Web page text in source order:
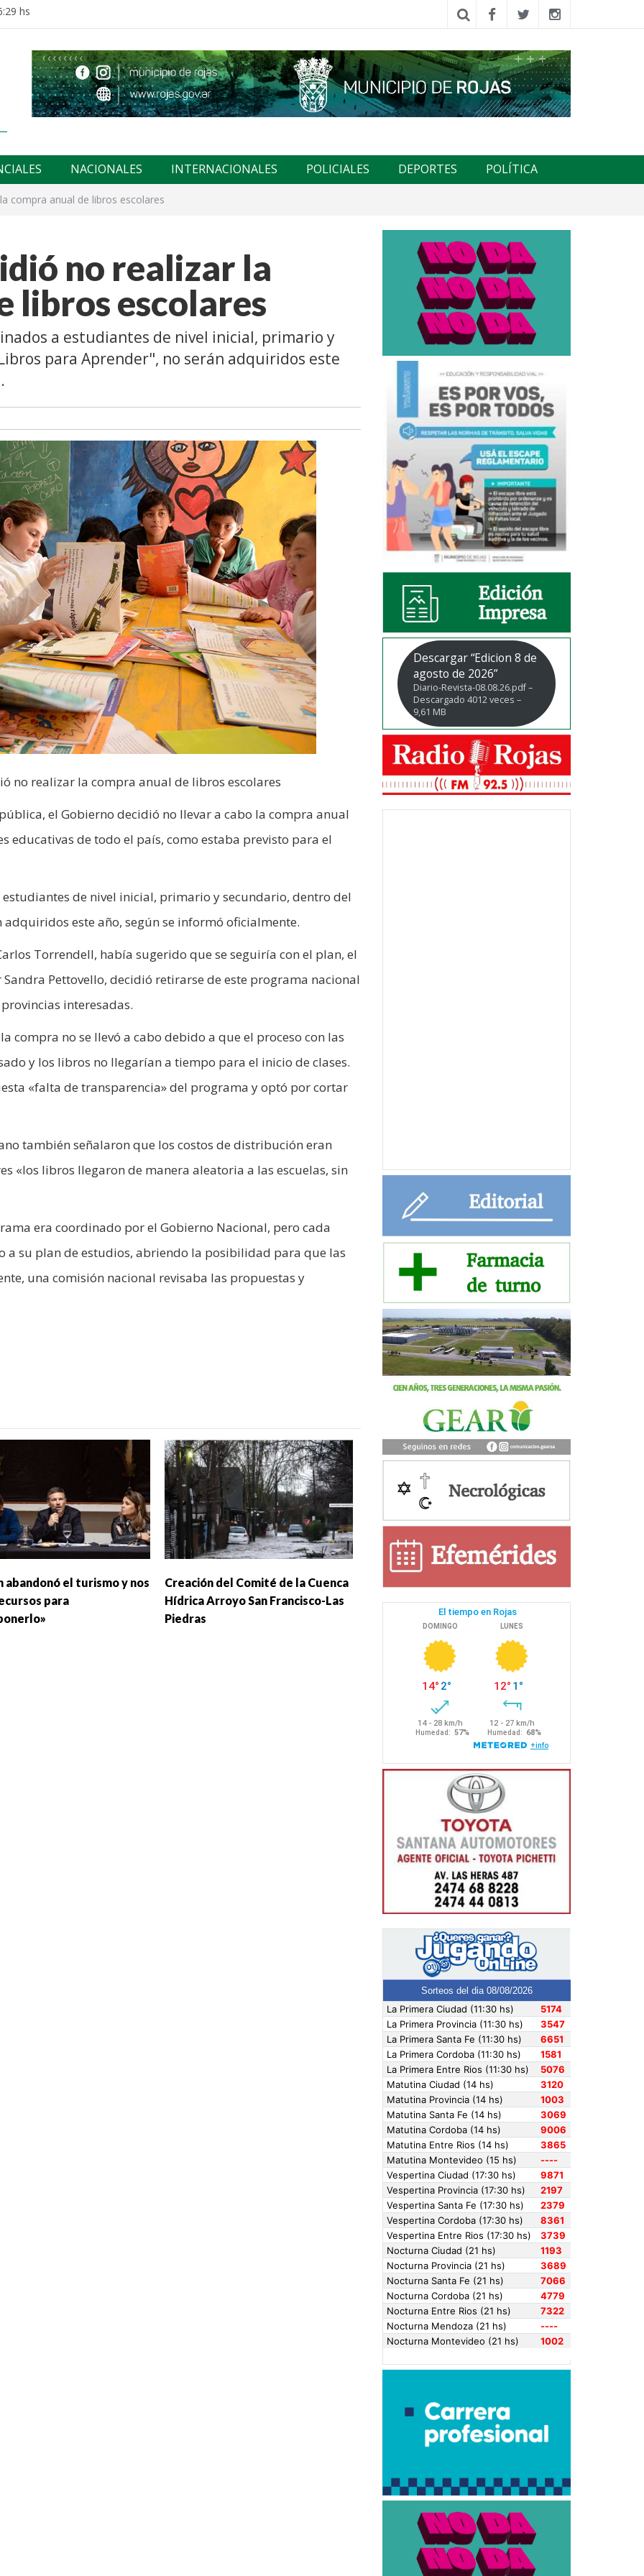
hs
NACIONALES INTERNACIONALES POLICIALES DEPORTES POLÍTICA
compra anual de libros escolares
no realizar la
libros escolares
a estudiantes de nivel inicial, primario y
para Aprender", no serán adquiridos este
no realizar la compra anual de libros escolares
el Gobierno decidió no llevar a cabo la compra anual
educativas de todo el país, como estaba previsto para el
de nivel inicial, primario y secundario, dentro del
este año, según se informó oficialmente.
Torrendell, había sugerido que se seguiría con el plan, el
Pettovello, decidió retirarse de este programa nacional
interesadas.
compra no se llevó a cabo debido a que el proceso con las
y los libros no llegarían a tiempo para el inicio de clases.
«falta de transparencia» del programa y optó por cortar
también señalaron que los costos de distribución eran
«los libros llegaron de manera aleatoria a las escuelas, sin
era coordinado por el Gobierno Nacional, pero cada
a su plan de estudios, abriendo la posibilidad para que las
una comisión nacional revisaba las propuestas y
abandonó el turismo y nos
para
Creación del Comité de la Cuenca
Hídrica Arroyo San Francisco-Las
Piedras
Descargar “Edicion 8 de
agosto de 2026”
Diario-Revista-08.08.26.pdf –
Descargado 4012 veces –
9,61 MB